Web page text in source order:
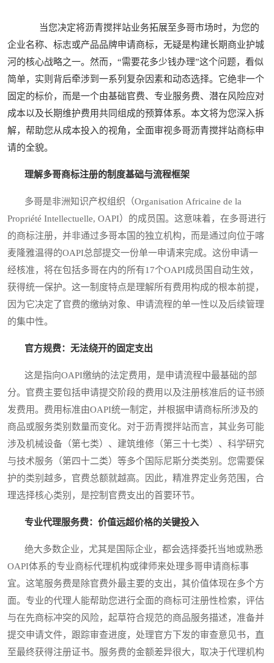
当您决定将沥青搅拌站业务拓展至多哥市场时，为您的
企业名称、标志或产品品牌申请商标，无疑是构建长期商业护城
河的核心战略之一。然而，“需要花多少钱办理”这个问题，看似
简单，实则背后牵涉到一系列复杂因素和动态选择。它绝非一个
固定的标价，而是一个由基础官费、专业服务费、潜在风险应对
成本以及长期维护费用共同组成的预算体系。本文将为您深入拆
解，帮助您从成本投入的视角，全面审视多哥沥青搅拌站商标申
请的全貌。
理解多哥商标注册的制度基础与流程框架
多哥是非洲知识产权组织（Organisation Africaine de la
Propriété Intellectuelle, OAPI）的成员国。这意味着，在多哥进行
的商标注册，并非通过多哥本国的独立机构，而是通过向位于喀
麦隆雅温得的OAPI总部提交一份单一申请来完成。这份申请一
经核准，将在包括多哥在内的所有17个OAPI成员国自动生效，
获得统一保护。这一制度特点是理解所有费用构成的根本前提，
因为它决定了官费的缴纳对象、申请流程的单一性以及后续管理
的集中性。
官方规费：无法绕开的固定支出
这是指向OAPI缴纳的法定费用，是申请流程中最基础的部
分。官费主要包括申请提交阶段的费用以及注册核准后的证书颁
发费用。费用标准由OAPI统一制定，并根据申请商标所涉及的
商品或服务类别数量而变化。对于沥青搅拌站而言，其业务可能
涉及机械设备（第七类）、建筑维修（第三十七类）、科学研究
与技术服务（第四十二类）等多个国际尼斯分类类别。您需要保
护的类别越多，官费总额就越高。因此，精准界定业务范围，合
理选择核心类别，是控制官费支出的首要环节。
专业代理服务费：价值远超价格的关键投入
绝大多数企业，尤其是国际企业，都会选择委托当地或熟悉
OAPI体系的专业商标代理机构或律师来处理多哥申请商标事
宜。这笔服务费是除官费外最主要的支出，其价值体现在多个方
面。专业的代理人能帮助您进行全面的商标可注册性检索，评估
与在先商标冲突的风险，起草符合规范的商品服务描述，准备并
提交申请文件，跟踪审查进度，处理官方下发的审查意见书，直
至最终获得注册证书。服务费的金额差异很大，取决于代理机构